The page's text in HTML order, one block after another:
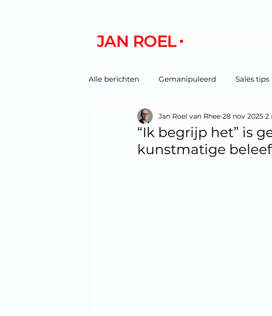
Alle berichten Gemanipuleerd Sales tips
Podcast/video
“Ik begrijp het” is
kunstmatige
Jan Roel van Rhee 28 nov 2025 2